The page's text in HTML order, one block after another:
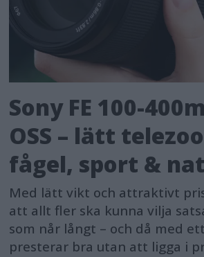
Sony FE 100-
OSS – lätt
fågel, sport &
Med lätt vikt och attraktivt
att allt fler ska kunna vilja
som når långt – och då med
presterar bra utan att ligga i